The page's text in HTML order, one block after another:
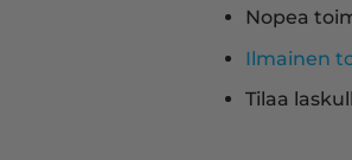
Nopea
Ilmainen
Tilaa